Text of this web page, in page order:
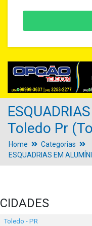
Toledo Pr
Home
Categorias
ESQUADRIAS EM
CIDADES
Toledo - PR